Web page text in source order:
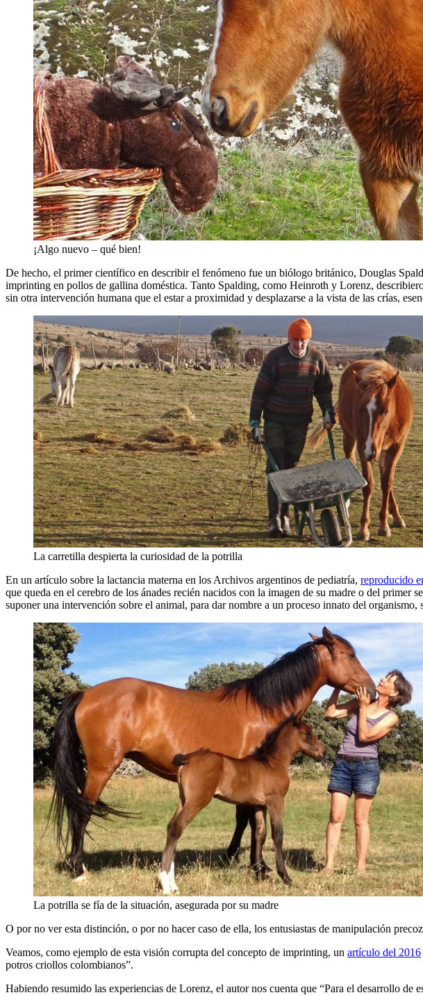
¡Algo nuevo – qué bien!
De hecho, el primer científico en describir el fenómeno fue un biólogo británico, Douglas
imprinting en pollos de gallina doméstica. Tanto Spalding, como Heinroth y Lorenz,
sin otra intervención humana que el estar a proximidad y desplazarse a la vista de las crías,
La carretilla despierta la curiosidad de la potrilla
En un artículo sobre la lactancia materna en los Archivos argentinos de pediatría, reproducido
que queda en el cerebro de los ánades recién nacidos con la imagen de su madre o del primer
suponer una intervención sobre el animal, para dar nombre a un proceso innato del
La potrilla se fía de la situación, asegurada por su madre
O por no ver esta distinción, o por no hacer caso de ella, los entusiastas de manipulación
Veamos, como ejemplo de esta visión corrupta del concepto de imprinting, un artículo del 2016
potros criollos colombianos”.
Habiendo resumido las experiencias de Lorenz, el autor nos cuenta que “Para el desarrollo